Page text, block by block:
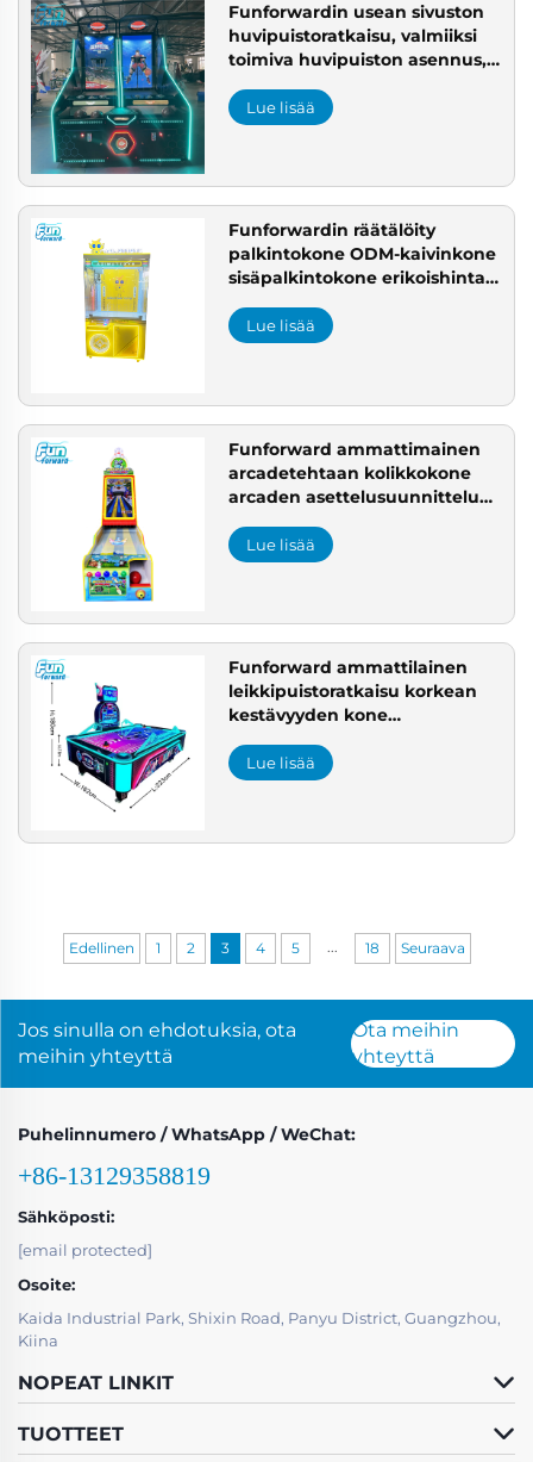
Funforwardin usean sivuston
huvipuistoratkaisu, valmiiksi
toimiva huvipuiston asennus,
valmistaja, projektinhallinta
leikkipuistoa varten
Lue lisää
Funforwardin räätälöity
palkintokone ODM-kaivinkone
sisäpalkintokone erikoishinta
viihdekeskukseen
Lue lisää
Funforward ammattimainen
arcadetehtaan kolikkokone
arcaden asettelusuunnittelu
Lue lisää
Funforward ammattilainen
leikkipuistoratkaisu korkean
kestävyyden kone
tason suunnittelu
harrastepeliasennusyritys
Lue lisää
Edellinen 1 2 3 4 5 ... 18 Seuraava
Jos sinulla on ehdotuksia, ota
meihin yhteyttä
Ota meihin
yhteyttä
Puhelinnumero / WhatsApp / WeChat:
+86-13129358819
Sähköposti:
[email protected]
Osoite:
Kaida Industrial Park, Shixin Road, Panyu District, Guangzhou,
Kiina
NOPEAT LINKIT
TUOTTEET